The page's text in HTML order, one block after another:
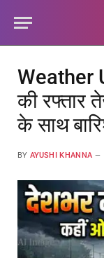
Weather
की रफ्तार
के साथ
BY AYUSHI KHANNA